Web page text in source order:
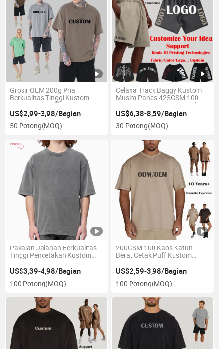
Grosir OEM 200g Pria
Berkualitas Tinggi Kustom
Logo Cetak Puff 100 Katun
Polos Kosong Desain Kaos
Streetwear Sendiri Kaos
Oversize Kustom T Shirt
US$2,99-3,98/Bagian
50 Potong(MOQ)
Celana Track Baggy Kustom
Musim Panas 425GSM 100
Katun Pinggang Tinggi Celana
Pria Grosir Pria Kosong Sweat
Essentials Sepeda Streetwear
Olahraga Pendek Unisex
US$6,38-8,59/Bagian
30 Potong(MOQ)
Pakaian Jalanan Berkualitas
Tinggi Pencetakan Kustom
Polos Dicuci Oversized Desain
Bahu Jatuh Kaos Kustom
Vintage Dicuci Asam Pria Kaos
US$3,39-4,98/Bagian
100 Potong(MOQ)
200GSM 100 Kaos Katun
Berat Cetak Puff Kustom
Pencetakan Sublimasi Kaos
Polos Leher Bulat Bahu Jatuh
Oversized Kustom Pria T Shirt
Pabrik
US$2,59-3,98/Bagian
100 Potong(MOQ)